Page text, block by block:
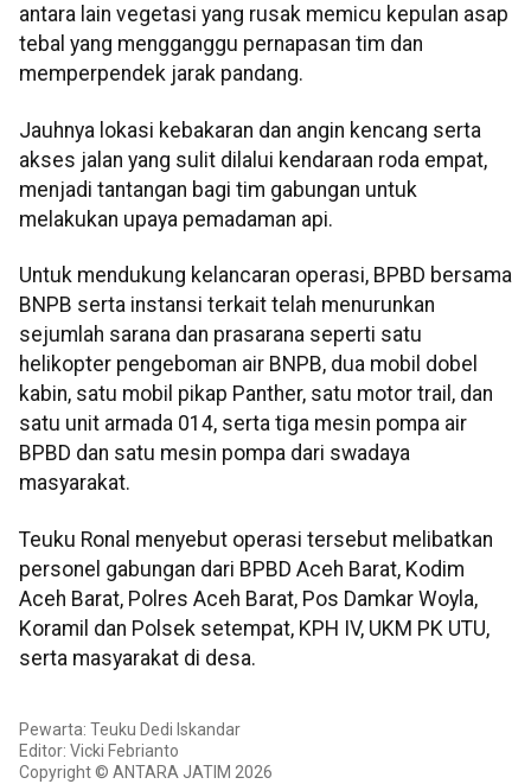
antara lain vegetasi yang rusak memicu kepulan asap
tebal yang mengganggu pernapasan tim dan
memperpendek jarak pandang.
Jauhnya lokasi kebakaran dan angin kencang serta
akses jalan yang sulit dilalui kendaraan roda empat,
menjadi tantangan bagi tim gabungan untuk
melakukan upaya pemadaman api.
Untuk mendukung kelancaran operasi, BPBD bersama
BNPB serta instansi terkait telah menurunkan
sejumlah sarana dan prasarana seperti satu
helikopter pengeboman air BNPB, dua mobil dobel
kabin, satu mobil pikap Panther, satu motor trail, dan
satu unit armada 014, serta tiga mesin pompa air
BPBD dan satu mesin pompa dari swadaya
masyarakat.
Teuku Ronal menyebut operasi tersebut melibatkan
personel gabungan dari BPBD Aceh Barat, Kodim
Aceh Barat, Polres Aceh Barat, Pos Damkar Woyla,
Koramil dan Polsek setempat, KPH IV, UKM PK UTU,
serta masyarakat di desa.
Pewarta: Teuku Dedi Iskandar
Editor: Vicki Febrianto
Copyright © ANTARA JATIM 2026